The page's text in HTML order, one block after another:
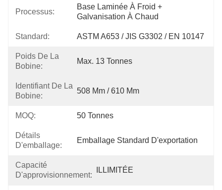
Processus:
Base Laminée À Froid +
Galvanisation À Chaud
Standard: ASTM A653 / JIS G3302 / EN 10147
Poids De La
Bobine:
Max. 13 Tonnes
Identifiant De La
Bobine:
508 Mm / 610 Mm
MOQ: 50 Tonnes
Détails
D'emballage:
Emballage Standard D'exportation
Capacité
D'approvisionnement:
ILLIMITÉE